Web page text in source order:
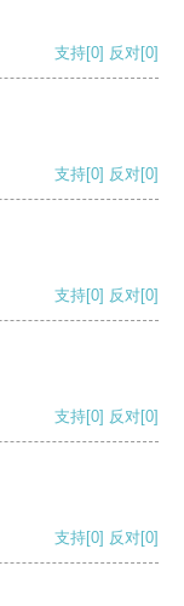
支持[0] 反对[0]
支持[0] 反对[0]
支持[0] 反对[0]
支持[0] 反对[0]
支持[0] 反对[0]